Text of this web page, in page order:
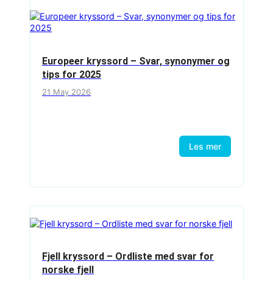
Europeer kryssord – Svar, synonymer og
tips for 2025
21 May 2026
Les mer
Fjell kryssord – Ordliste med svar for
norske fjell